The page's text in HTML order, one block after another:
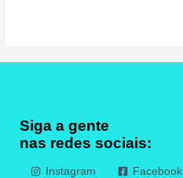
Siga a gente
nas redes sociais:
Instagram Facebook